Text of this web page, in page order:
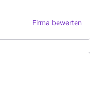
Firma bewerten